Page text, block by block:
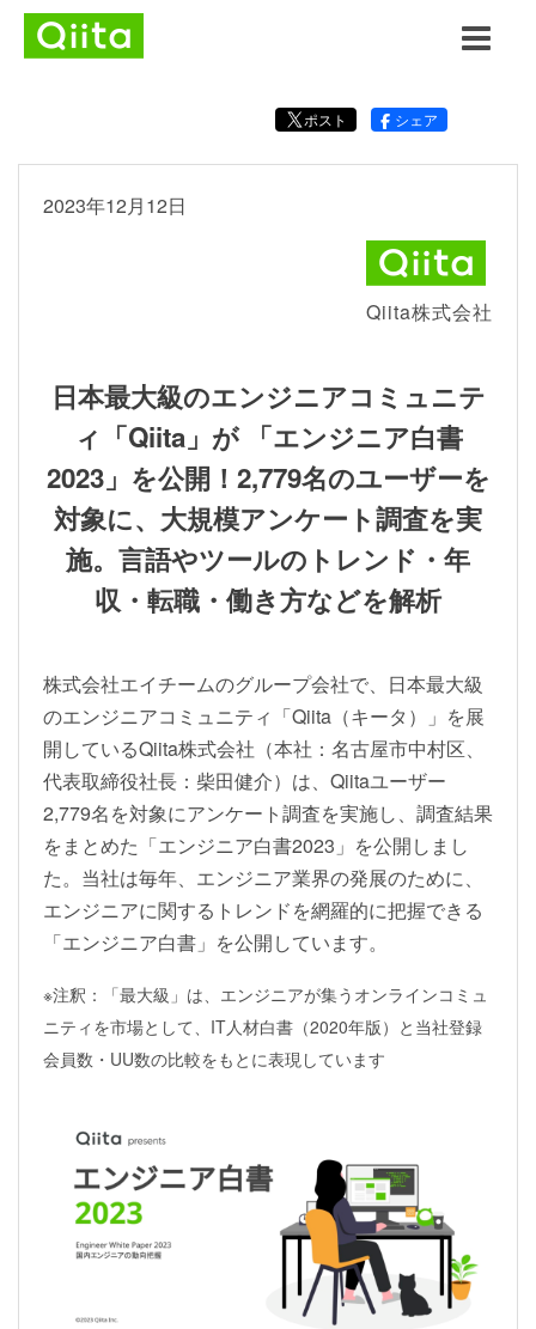
ポスト シェア
2023年12月12日
Qiita株式会社
日本最大級のエンジニアコミュニテ
ィ「Qiita」が 「エンジニア白書
2023」を公開！2,779名のユーザーを
対象に、大規模アンケート調査を実
施。言語やツールのトレンド・年
収・転職・働き方などを解析
株式会社エイチームのグループ会社で、日本最大級
のエンジニアコミュニティ「Qiita（キータ）」を展
開しているQiita株式会社（本社：名古屋市中村区、
代表取締役社長：柴田健介）は、Qiitaユーザー
2,779名を対象にアンケート調査を実施し、調査結果
をまとめた「エンジニア白書2023」を公開しまし
た。当社は毎年、エンジニア業界の発展のために、
エンジニアに関するトレンドを網羅的に把握できる
「エンジニア白書」を公開しています。
※注釈：「最大級」は、エンジニアが集うオンラインコミュ
ニティを市場として、IT人材白書（2020年版）と当社登録
会員数・UU数の比較をもとに表現しています